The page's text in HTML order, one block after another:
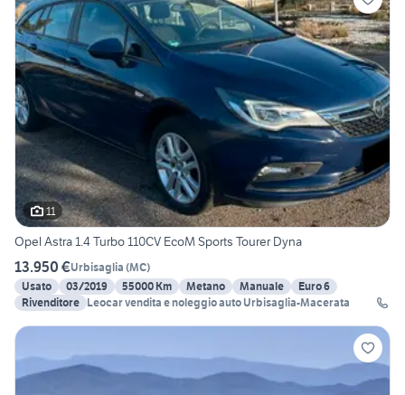
11
Opel Astra 1.4 Turbo 110CV EcoM Sports Tourer Dyna
13.950 €Urbisaglia (MC)
Usato
03/2019 55000 Km Metano Manuale
Euro 6
Rivenditore Leocar vendita e noleggio auto Urbisaglia-Macerata